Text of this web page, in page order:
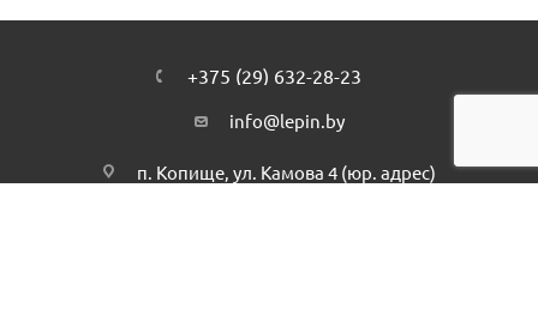
+375 (29) 632-28-23
info@lepin.by
п. Копище, ул. Камова 4 (юр. адрес)